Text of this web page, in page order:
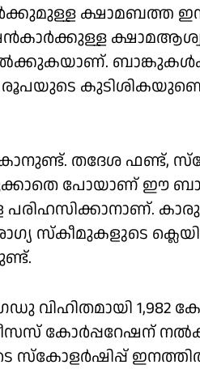
ക്ഷാമബത്ത
രൂപയുടെ
തദേശ ഫണ്ട്,
പോയാണ് ഈ
സ്കീമുകളുടെ
വിഹിതമായി 1,982
കോർപ്പറേഷന്
സ്കോളർഷിപ്പ്